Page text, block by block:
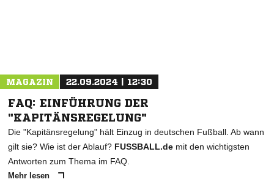
MAGAZIN 22.09.2024 | 12:30
FAQ: EINFÜHRUNG DER
"KAPITÄNSREGELUNG"
Die "Kapitänsregelung" hält Einzug in deutschen Fußball. Ab wann
gilt sie? Wie ist der Ablauf? FUSSBALL.de mit den wichtigsten
Antworten zum Thema im FAQ.
Mehr lesen